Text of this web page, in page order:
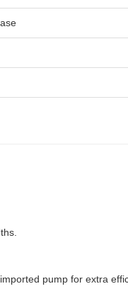
pump for extra